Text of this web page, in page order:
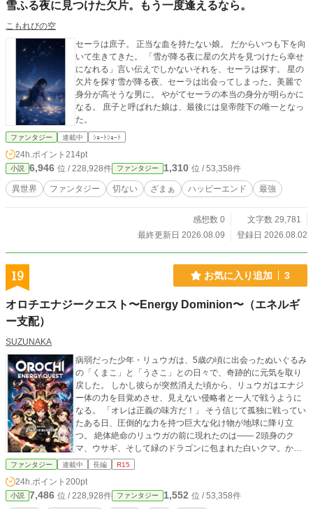
雪ふる夜に見つけた欠片。もう一度逢えるなら。
こもれびの空
セーラは庶子。 正当な血を持たない娘。 だからいつも下を向
いて生きてきた。 「雪が降る夜に星の欠片を見つけたら幸せ
になれる」言い伝えでしかないそれを、セーラは探す。 星の
欠片を探す雪が降る夜、セーラは出会ってしまった。美麗で
身分が高そうな男に。 やがてセーラの本当の身分が明らかに
なる。 庶子と呼ばれた娘は、最後には皇帝陛下の唯一となっ
た。
ファンタジー 連載中 ｼｮｰﾄｼｮｰﾄ
24h.ポイント 214pt
小説 6,946 位 / 228,928件 ファンタジー 1,310 位 / 53,358件
異世界 ファンタジー 切ない ざまぁ ハッピーエンド 最強
感想数 0
文字数 29,781
最終更新日 2026.08.09
登録日 2026.08.02
19 お気に入り追加 3
オロチエナジークエスト〜Energy Dominion〜（エネルギ
ー支配）
SUZUNAKA
病弱だった少年・リュウガは、5歳の頃に出会ったぬいぐるみ
の「くまこ」と「うさこ」との日々で、奇跡的に元気を取り
戻した。 しかし彼らが突然消えた頃から、リュウガはエナジ
ー体の力を目覚めさせ、見えない侵略者と一人で戦うように
なる。 「オレは正義の味方だ！」 そう信じて孤独に戦ってい
たある日、圧倒的な力を持つ巨大な化け物が地球に降り立
つ。 絶体絶命のリュウガの前に現れたのは—— 2頭身のク
マ、ウサギ、そして緑のドラゴンに包まれた白いクマ。かつ
てのぬいぐるみだったのか？ それとも……。少年の孤独な戦
ト、エナジークエストR、TheEnergyWorldの続編、リニュー
アルです。
ファンタジー 連載中 長編 R15
24h.ポイント 200pt
小説 7,486 位 / 228,928件 ファンタジー 1,552 位 / 53,358件